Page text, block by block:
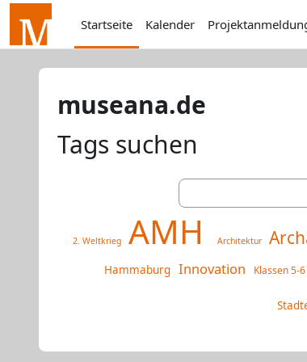
Zum Hauptinhalt
Startseite
Kalender
museana.de
Tags suchen
Tags suchen
2. Weltkrieg AMH Architektur
Hammaburg Innovation Klassen 5-6